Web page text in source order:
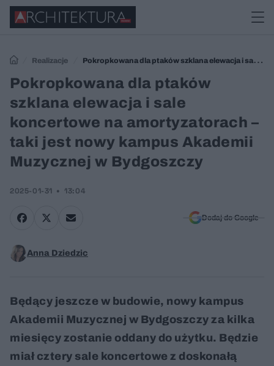
Realizacje
Pokropkowana dla ptaków szklana elewacja i sale
koncertowe na amortyzatorach – taki jest nowy kampus Akademii
Muzycznej w Bydgoszczy
Pokropkowana dla ptaków
szklana elewacja i sale
koncertowe na amortyzatorach –
taki jest nowy kampus Akademii
Muzycznej w Bydgoszczy
2025-01-31 13:04
Dodaj do Google
Anna Dziedzic
Będący jeszcze w budowie, nowy kampus
Akademii Muzycznej w Bydgoszczy za kilka
miesięcy zostanie oddany do użytku. Będzie
miał cztery sale koncertowe z doskonałą